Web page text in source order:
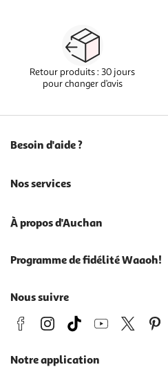
Retour produits : 30 jours
pour changer d’avis
Besoin d'aide ?
Nos services
À propos d'Auchan
Programme de fidélité Waaoh!
Nous suivre
Notre application